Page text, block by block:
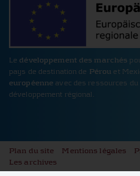
Le développement des marchés
pays de destination de Pérou et
européenne avec des ressources du
développement régional.
Plan du site Mentions légales
Les archives